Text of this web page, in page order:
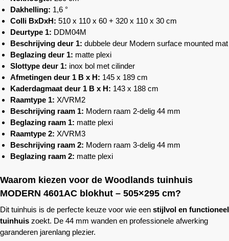
Dakhelling: 1,6 °
Colli BxDxH: 510 x 110 x 60 + 320 x 110 x 30 cm
Deurtype 1: DDM04M
Beschrijving deur 1: dubbele deur Modern surface mounted mat
Beglazing deur 1: matte plexi
Slottype deur 1: inox bol met cilinder
Afmetingen deur 1 B x H: 145 x 189 cm
Kaderdagmaat deur 1 B x H: 143 x 188 cm
Raamtype 1: X/VRM2
Beschrijving raam 1: Modern raam 2-delig 44 mm
Beglazing raam 1: matte plexi
Raamtype 2: X/VRM3
Beschrijving raam 2: Modern raam 3-delig 44 mm
Beglazing raam 2: matte plexi
Waarom kiezen voor de Woodlands tuinhuis
MODERN 4601AC blokhut – 505×295 cm?
Dit tuinhuis is de perfecte keuze voor wie een stijlvol en functioneel
tuinhuis zoekt. De 44 mm wanden en professionele afwerking
garanderen jarenlang plezier.